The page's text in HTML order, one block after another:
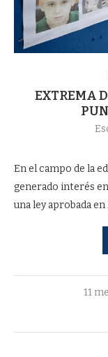
EXTREMA
En el campo de la
generado interés
una ley aprobada
11